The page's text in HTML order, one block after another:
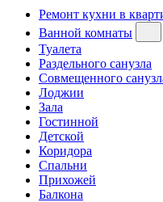
Ремонт кухни в
Ванной комнаты
Туалета
Раздельного санузла
Совмещенного
Лоджии
Зала
Гостинной
Детской
Коридора
Спальни
Прихожей
Балкона